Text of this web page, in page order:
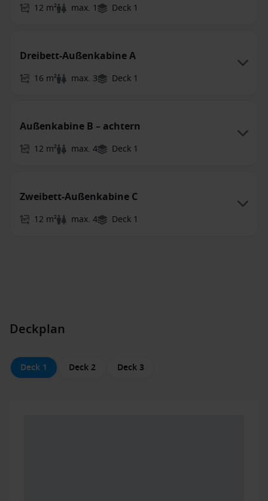
12 m² max. 1 Deck 1
Dreibett-Außenkabine A
16 m² max. 3 Deck 1
Außenkabine B – achtern
12 m² max. 4 Deck 1
Zweibett-Außenkabine C
12 m² max. 4 Deck 1
Deckplan
Deck 1 Deck 2 Deck 3